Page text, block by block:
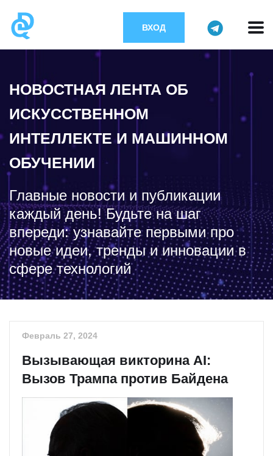
ВХОД
НОВОСТНАЯ ЛЕНТА ОБ
ИСКУССТВЕННОМ
ИНТЕЛЛЕКТЕ И МАШИННОМ
ОБУЧЕНИИ
Главные новости и публикации
каждый день! Будьте на шаг
впереди: узнавайте первыми про
новые идеи, тренды и инновации в
сфере технологий
Февраль 27, 2024
Вызывающая викторина AI:
Вызов Трампа против Байдена